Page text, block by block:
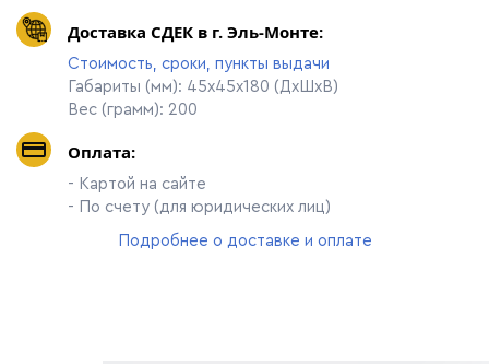
Доставка СДЕК в г. Эль-Монте:
Стоимость, сроки, пункты выдачи
Габариты (мм): 45х45х180 (ДхШхВ)
Вес (грамм): 200
Оплата:
- Картой на сайте
- По счету (для юридических лиц)
Подробнее о доставке и оплате